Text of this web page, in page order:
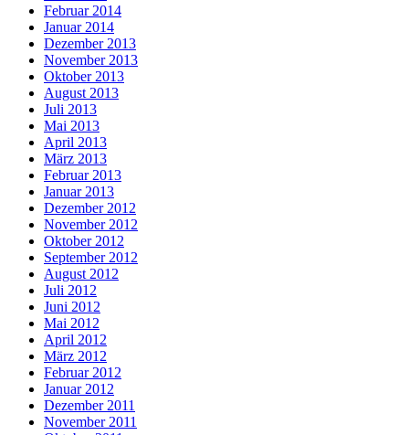
Februar 2014
Januar 2014
Dezember 2013
November 2013
Oktober 2013
August 2013
Juli 2013
Mai 2013
April 2013
März 2013
Februar 2013
Januar 2013
Dezember 2012
November 2012
Oktober 2012
September 2012
August 2012
Juli 2012
Juni 2012
Mai 2012
April 2012
März 2012
Februar 2012
Januar 2012
Dezember 2011
November 2011